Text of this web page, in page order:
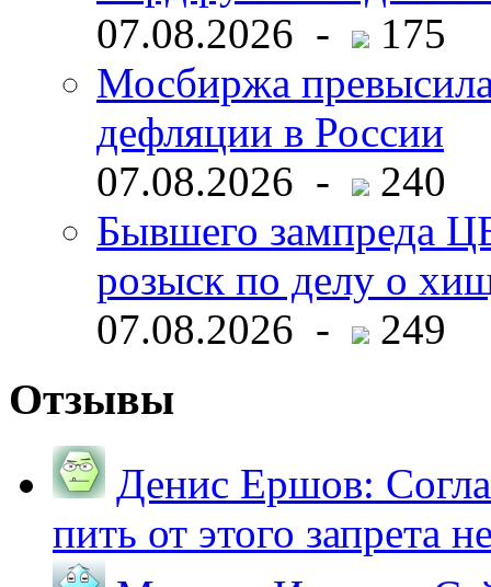
07.08.2026 -
175
Мосбиржа
дефляции в России
07.08.2026 -
240
Бывшего зампреда
розыск по делу о
07.08.2026 -
249
Отзывы
Денис Ершов:
пить от этого запрета